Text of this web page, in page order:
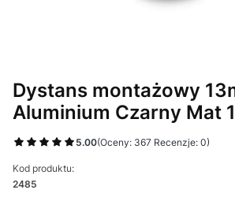
Dystans montażowy
Aluminium Czarny Mat
5.00(Oceny: 367 Recenzje: 0)
Kod produktu:
2485